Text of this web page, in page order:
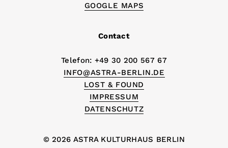
GOOGLE MAPS
Contact
Telefon: +49 30 200 567 67
INFO@ASTRA-BERLIN.DE
LOST & FOUND
IMPRESSUM
DATENSCHUTZ
© 2026 ASTRA KULTURHAUS BERLIN